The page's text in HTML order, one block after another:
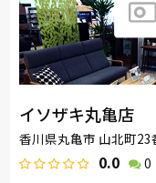
イソザキ丸亀店
香川県丸亀市 山北町23
0.0 0